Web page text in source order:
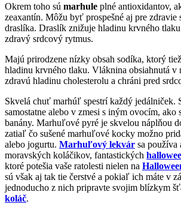
Okrem toho sú marhule plné antioxidantov,
zeaxantín. Môžu byť prospešné aj pre zdravie
draslíka. Draslík znižuje hladinu krvného
zdravý srdcový rytmus.
Majú prirodzene nízky obsah sodíka, ktorý
hladinu krvného tlaku. Vláknina obsiahnutá v
zdravú hladinu cholesterolu a chráni pred
Skvelá chuť marhúľ spestrí každý jedálniček.
samostatne alebo v zmesi s iným ovocím, ako
banány. Marhuľové pyré je skvelou náplňou
zatiaľ čo sušené marhuľové kocky možno
alebo jogurtu. Marhuľový lekvár sa používa
moravských koláčikov, fantastických
ktoré potešia vaše ratolesti nielen na
sú však aj tak tie čerstvé a pokiaľ ich máte v
jednoducho z nich pripravte svojim blízkym
koláč.